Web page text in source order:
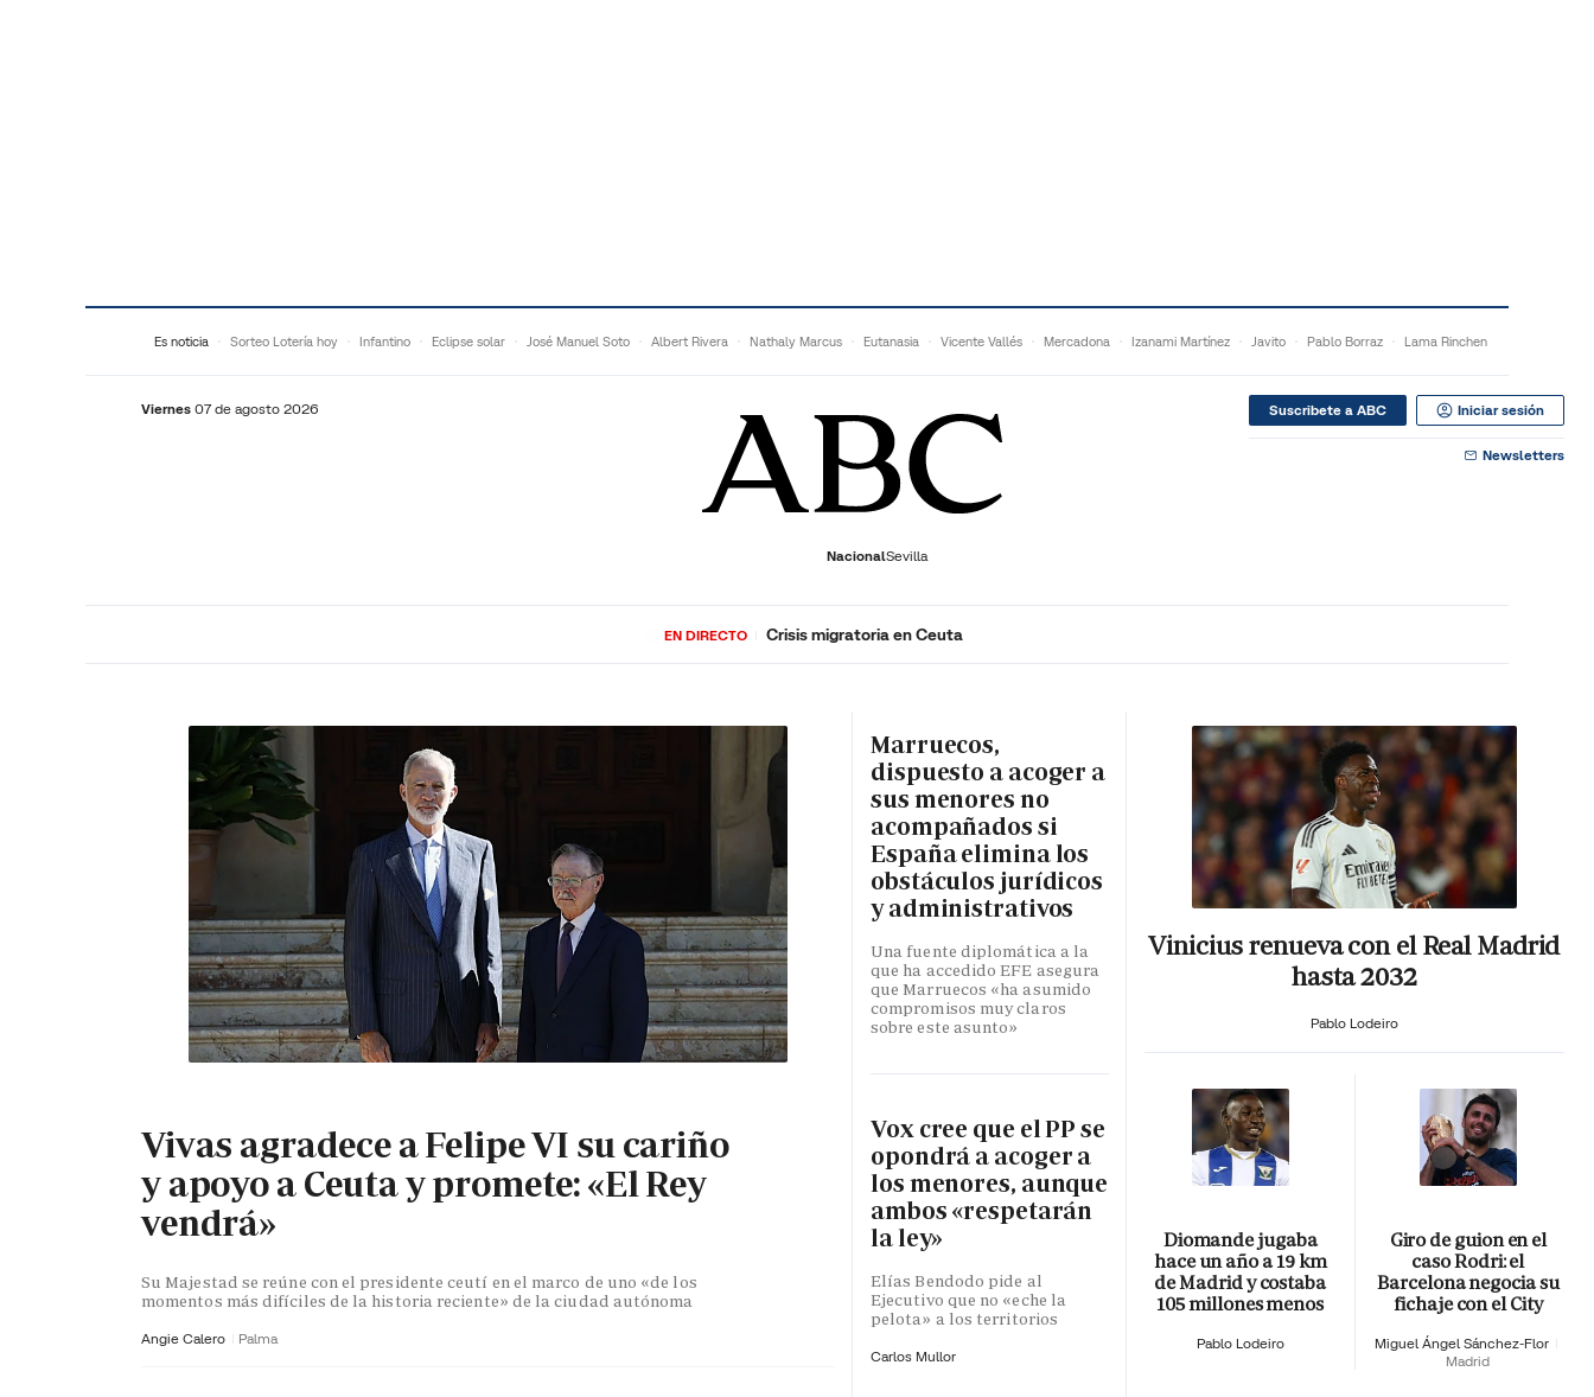
Es noticia Sorteo Lotería hoy Infantino Eclipse solar José Manuel Soto Albert Rivera Nathaly Marcus Eutanasia Vicente Vallés Mercadona Izanami Martínez Javito Pablo Borraz Lama Rinchen
Viernes 07 de agosto 2026
NacionalSevilla
Suscribete a ABC Iniciar sesión
Newsletters
ECONOMÍADEPORTES SOCIEDADCULTURAGENTEPLAY
EN DIRECTO Crisis migratoria en Ceuta
Vivas agradece a Felipe VI su cariño
y apoyo a Ceuta y promete: «El Rey
vendrá»
Su Majestad se reúne con el presidente ceutí en el marco de uno «de los
momentos más difíciles de la historia reciente» de la ciudad autónoma
Angie Calero Palma
Marruecos,
dispuesto a acoger a
sus menores no
acompañados si
España elimina los
obstáculos jurídicos
y administrativos
Una fuente diplomática a la
que ha accedido EFE asegura
que Marruecos «ha asumido
compromisos muy claros
sobre este asunto»
Vox cree que el PP se
opondrá a acoger a
los menores, aunque
ambos «respetarán
la ley»
Elías Bendodo pide al
Ejecutivo que no «eche la
pelota» a los territorios
Carlos Mullor
Vinicius renueva con el Real Madrid
hasta 2032
Pablo Lodeiro
Diomande jugaba
hace un año a 19 km
de Madrid y costaba
105 millones menos
Pablo Lodeiro
Giro de guion en el
caso Rodri: el
Barcelona negocia su
fichaje con el City
Miguel Ángel Sánchez-Flor
Madrid